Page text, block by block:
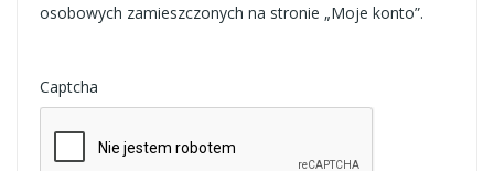
osobowych zamieszczonych na stronie „Moje konto”.
Captcha